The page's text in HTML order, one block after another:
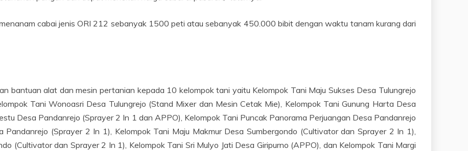
cabai jenis ORI 212 sebanyak 1500 peti atau sebanyak 450.000 bibit dengan waktu tanam kurang dari
bantuan alat dan mesin pertanian kepada 10 kelompok tani yaitu Kelompok Tani Maju Sukses Desa Tulungrejo
Tani Wonoasri Desa Tulungrejo (Stand Mixer dan Mesin Cetak Mie), Kelompok Tani Gunung Harta Desa
Desa Pandanrejo (Sprayer 2 In 1 dan APPO), Kelompok Tani Puncak Panorama Perjuangan Desa Pandanrejo
Pandanrejo (Sprayer 2 In 1), Kelompok Tani Maju Makmur Desa Sumbergondo (Cultivator dan Sprayer 2 In 1),
(Cultivator dan Sprayer 2 In 1), Kelompok Tani Sri Mulyo Jati Desa Giripurno (APPO), dan Kelompok Tani Margi